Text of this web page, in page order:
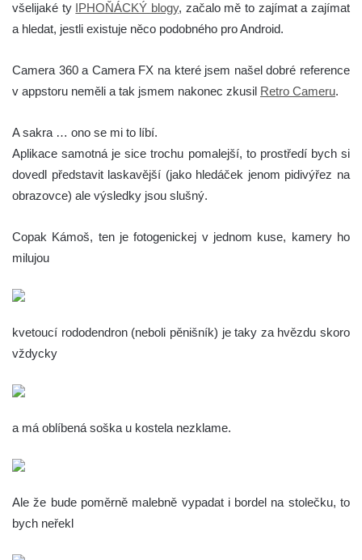
všelijaké ty IPHOŇÁCKÝ blogy, začalo mě to zajímat a zajímat
a hledat, jestli existuje něco podobného pro Android.
Camera 360 a Camera FX na které jsem našel dobré reference
v appstoru neměli a tak jsmem nakonec zkusil Retro Cameru.
A sakra … ono se mi to líbí.
Aplikace samotná je sice trochu pomalejší, to prostředí bych si
dovedl představit laskavější (jako hledáček jenom pidivýřez na
obrazovce) ale výsledky jsou slušný.
Copak Kámoš, ten je fotogenickej v jednom kuse, kamery ho
milujou
kvetoucí rododendron (neboli pěnišník) je taky za hvězdu skoro
vždycky
a má oblíbená soška u kostela nezklame.
Ale že bude poměrně malebně vypadat i bordel na stolečku, to
bych neřekl